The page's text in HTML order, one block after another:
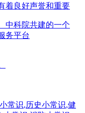
着良好声誉和重要
中科院共建的一个
务平台
常识,历史小常识,健